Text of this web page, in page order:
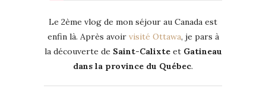
Le 2ème vlog de mon séjour au Canada est
enfin là. Après avoir visité Ottawa, je pars à
la découverte de Saint-Calixteet Gatineau
dans la province du Québec.